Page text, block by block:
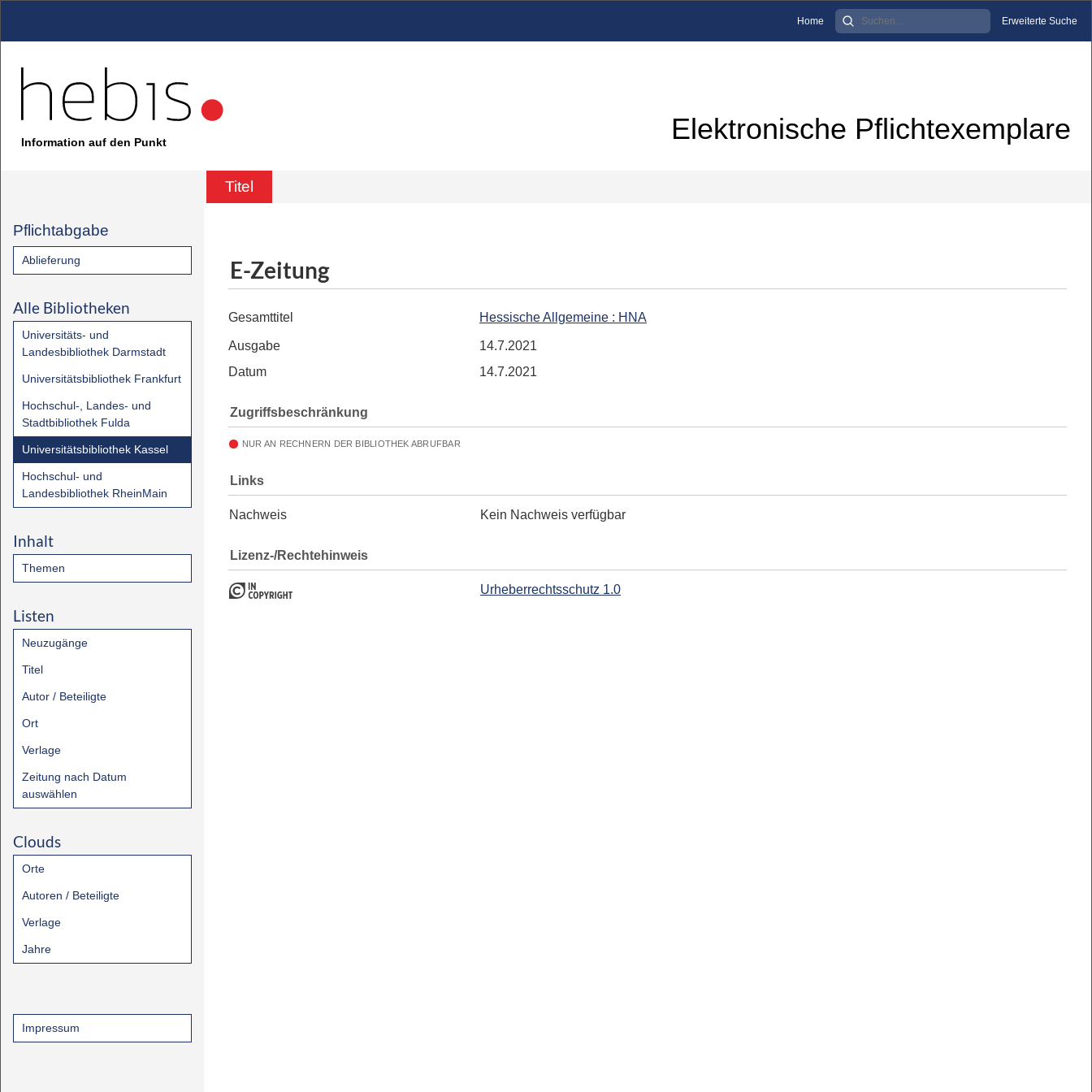
Home Erweiterte Suche
Information auf den Punkt Elektronische Pflichtexemplare
Titel
Pflichtabgabe
Ablieferung
Alle Bibliotheken
Universitäts- und
Landesbibliothek Darmstadt
Universitätsbibliothek Frankfurt
Hochschul-, Landes- und
Stadtbibliothek Fulda
Universitätsbibliothek Kassel
Hochschul- und
Landesbibliothek RheinMain
Inhalt
Themen
Listen
Neuzugänge
Titel
Autor / Beteiligte
Ort
Verlage
Zeitung nach Datum
auswählen
Clouds
Orte
Autoren / Beteiligte
Verlage
Jahre
Impressum
E-Zeitung
Gesamttitel Hessische Allgemeine : HNA
Ausgabe
14.7.2021
Datum
14.7.2021
Zugriffsbeschränkung
NUR AN RECHNERN DER BIBLIOTHEK ABRUFBAR
Links
Nachweis Kein Nachweis verfügbar
Lizenz-/Rechtehinweis
Urheberrechtsschutz 1.0